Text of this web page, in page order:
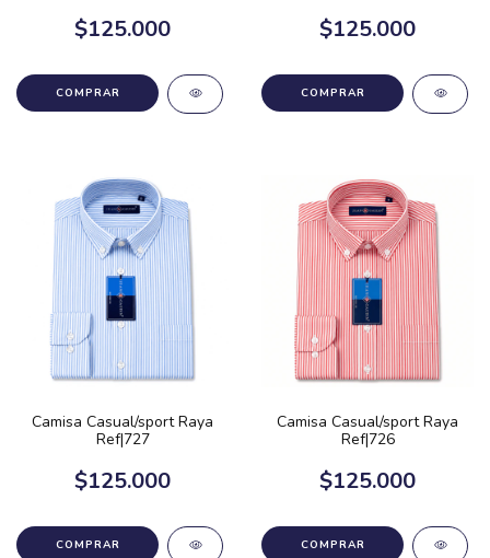
$125.000
COMPRAR
$125.000
COMPRAR
Camisa Casual/sport Raya
Ref|727
$125.000
COMPRAR
Camisa Casual/sport Raya
Ref|726
$125.000
COMPRAR